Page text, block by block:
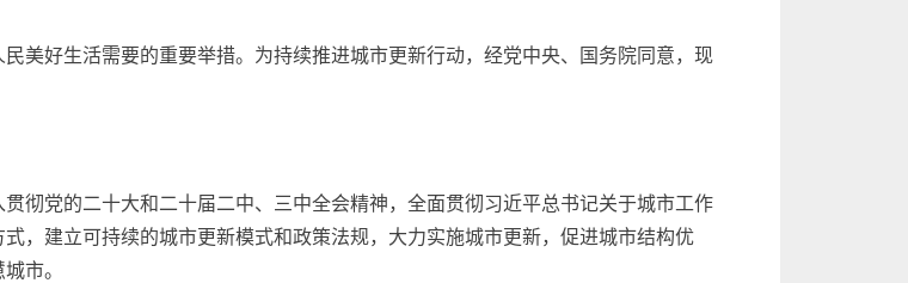
美好生活需要的重要举措。为持续推进城市更新行动，经党中央、国务院同意，现
彻党的二十大和二十届二中、三中全会精神，全面贯彻习近平总书记关于城市工作
，建立可持续的城市更新模式和政策法规，大力实施城市更新，促进城市结构优
市。